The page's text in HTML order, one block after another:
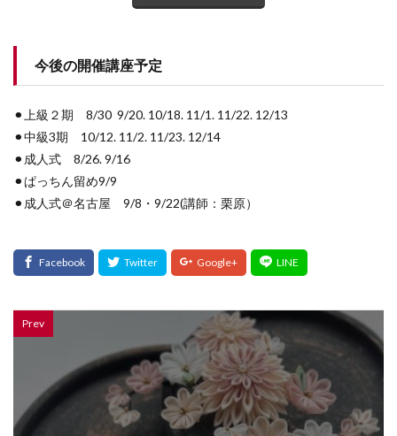
今後の開催講座予定
⚫︎上級２期 8/30 9/20. 10/18. 11/1. 11/22. 12/13
⚫︎中級3期 10/12. 11/2. 11/23. 12/14
⚫︎成人式 8/26. 9/16
⚫︎ぱっちん留め9/9
⚫︎成人式＠名古屋 9/8・9/22(講師：栗原）
Prev